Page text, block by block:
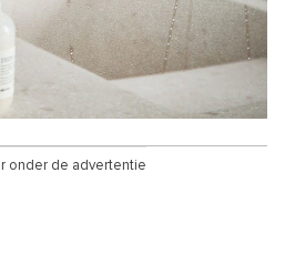
onder de advertentie